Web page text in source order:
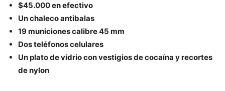
$45.000 en efectivo
Un chaleco antibalas
19 municiones calibre 45 mm
Dos teléfonos celulares
Un plato de vidrio con vestigios de cocaína y recortes
de nylon